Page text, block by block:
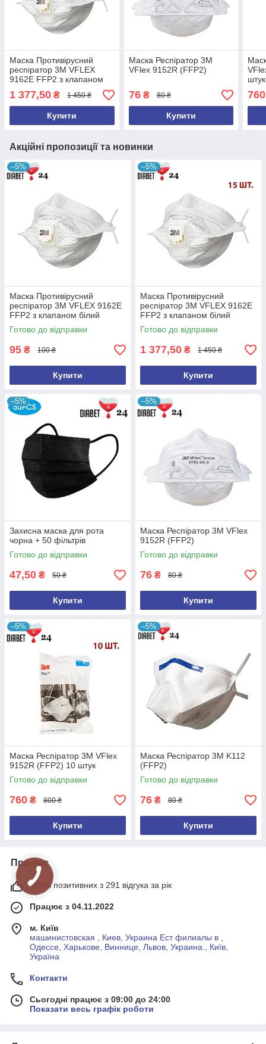
Маска Противірусний
респіратор 3М VFLEX
9162Е FFP2 з клапаном
білий захист класу ФФП2
15 штук
1 377,50 ₴ 1 450 ₴
Купити
Маска Респіратор 3М
VFlex 9152R (FFP2)
76₴ 80 ₴
Купити
штук
760
Акційні пропозиції та новинки
–5%
Маска Противірусний
респіратор 3М VFLEX 9162Е
FFP2 з клапаном білий
захист класу ФФП2
Готово до відправки
95 ₴ 100 ₴
Купити
–5%
Маска Противірусний
респіратор 3М VFLEX 9162Е
FFP2 з клапаном білий
захист класу ФФП2 15 штук
Готово до відправки
1 377,50 ₴ 1 450 ₴
Купити
–5%
Захисна маска для рота
чорна + 50 фільтрів
Готово до відправки
47,50 ₴ 50 ₴
Купити
–5%
Маска Респіратор 3М VFlex
9152R (FFP2)
Готово до відправки
76 ₴ 80 ₴
Купити
–5%
Маска Респіратор 3М VFlex
9152R (FFP2) 10 штук
Готово до відправки
760 ₴ 800 ₴
Купити
–5%
Маска Респіратор 3М K112
(FFP2)
Готово до відправки
76 ₴ 80 ₴
Купити
Про нас
100% позитивних з 291 відгука за рік
Працює з 04.11.2022
м. Київ
машинистовская , Киев, Украина Ест филиалы в ,
Одессе, Харькове, Виннице, Львов, Украина., Київ,
Україна
Контакти
Сьогодні працює з 09:00 до 24:00
Показати весь графік роботи